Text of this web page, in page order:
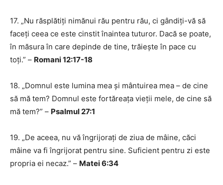
17. „Nu răsplătiți nimănui rău pentru rău, ci gândiți-vă să
faceți ceea ce este cinstit înaintea tuturor. Dacă se poate,
în măsura în care depinde de tine, trăiește în pace cu
toți.” – Romani 12:17-18
18. „Domnul este lumina mea și mântuirea mea – de cine
să mă tem? Domnul este fortăreața vieții mele, de cine să
mă tem?” – Psalmul 27:1
19. „De aceea, nu vă îngrijorați de ziua de mâine, căci
mâine va fi îngrijorat pentru sine. Suficient pentru zi este
propria ei necaz.” – Matei 6:34